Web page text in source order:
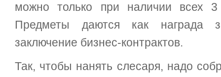
можно только при наличии всех 3
Предметы даются как награда
заключение бизнес-контрактов.
Так, чтобы нанять слесаря, надо